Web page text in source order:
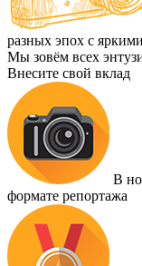
разных эпох с
Мы зовём всех
Внесите свой вклад
В
формате репортажа